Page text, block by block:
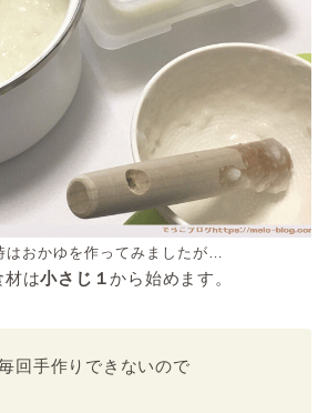
はおかゆを作ってみましたが…
材は小さじ１から始めます。
回手作りできないので